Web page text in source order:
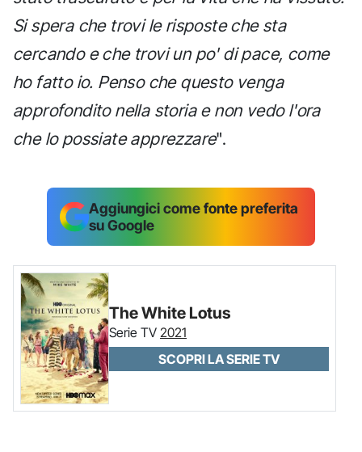
Si spera che trovi le risposte che sta
cercando e che trovi un po' di pace, come
ho fatto io. Penso che questo venga
approfondito nella storia e non vedo l'ora
che lo possiate apprezzare".
Aggiungici come fonte preferita
su Google
The White Lotus
Serie TV 2021
SCOPRI LA SERIE TV